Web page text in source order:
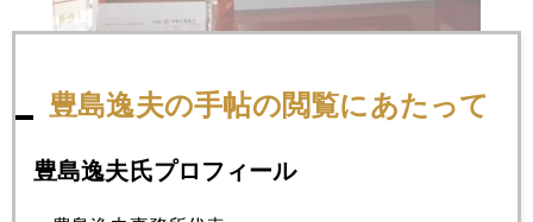
中国大手商業銀行支店内の理財商品コーナー。リスク開示も
不十分なまま売られている。
豊島逸夫の手帖の閲覧にあたって
豊島逸夫氏プロフィール